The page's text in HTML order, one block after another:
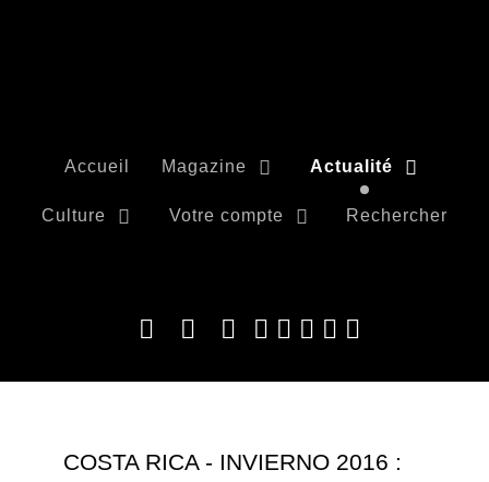
Accueil Magazine Actualité
Culture Votre compte Rechercher
COSTA RICA - INVIERNO 2016 :